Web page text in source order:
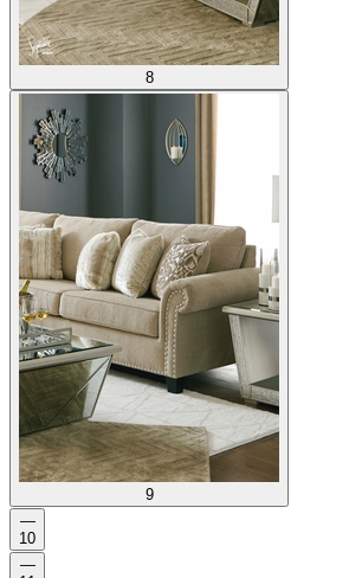
8
9
—
10
—